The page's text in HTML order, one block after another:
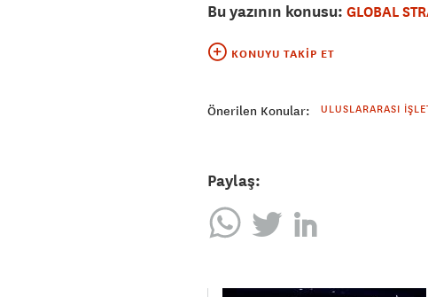
Bu yazının konusu: GLOBAL
KONUYU TAKIP ET
Önerilen Konular: ULUSLARARASI
Paylaş: